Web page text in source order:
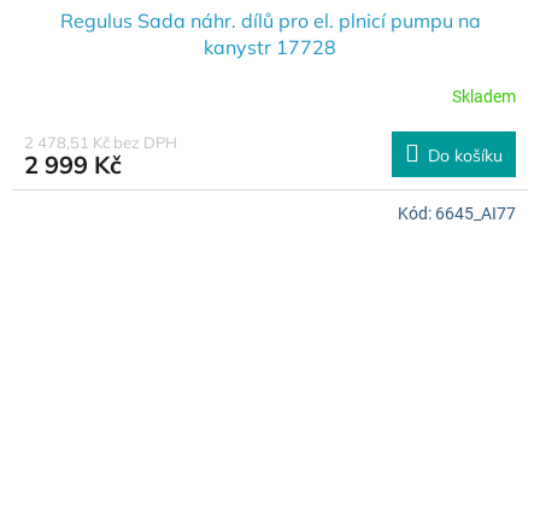
Regulus Sada náhr. dílů pro el. plnicí pumpu na
kanystr 17728
Skladem
2 478,51 Kč bez DPH
2 999 Kč Do košíku
Kód: 6645_AI77